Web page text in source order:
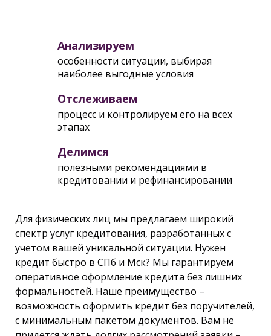
Анализируем
особенности ситуации, выбирая
наиболее выгодные условия
Отслеживаем
процесс и контролируем его на всех
этапах
Делимся
полезными рекомендациями в
кредитовании и рефинансировании
Для физических лиц мы предлагаем широкий
спектр услуг кредитования, разработанных с
учетом вашей уникальной ситуации. Нужен
кредит быстро в СПб и Мск? Мы гарантируем
оперативное оформление кредита без лишних
формальностей. Наше преимущество –
возможность оформить кредит без поручителей,
с минимальным пакетом документов. Вам не